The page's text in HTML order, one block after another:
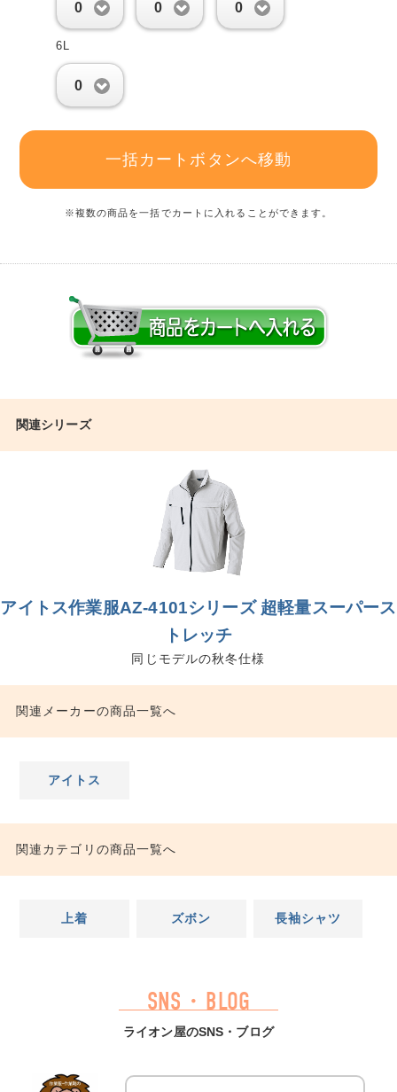
0 0 0
6L
0
一括カートボタンへ移動
※複数の商品を一括でカートに入れることができます。
関連シリーズ
アイトス作業服AZ-4101シリーズ 超軽量スーパース
トレッチ
同じモデルの秋冬仕様
関連メーカーの商品一覧へ
アイトス
関連カテゴリの商品一覧へ
上着 ズボン 長袖シャツ
SNS・BLOG
ライオン屋のSNS・ブログ